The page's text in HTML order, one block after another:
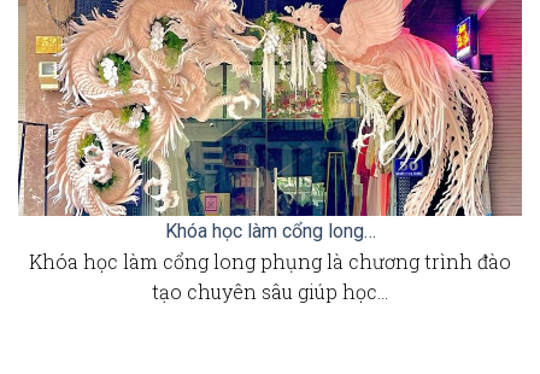
Khóa học làm cổng long…
Khóa học làm cổng long phụng là chương trình đào
tạo chuyên sâu giúp học…